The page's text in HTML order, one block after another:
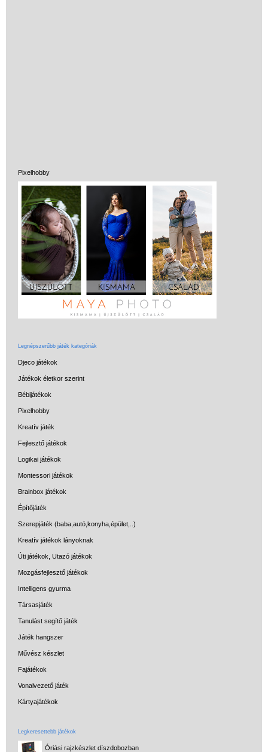
Pixelhobby
Legnépszerűbb játék kategóriák
Djeco játékok
Játékok életkor szerint
Bébijátékok
Pixelhobby
Kreatív játék
Fejlesztő játékok
Logikai játékok
Montessori játékok
Brainbox játékok
Építőjáték
Szerepjáték (baba,autó,konyha,épület,..)
Kreatív játékok lányoknak
Úti játékok, Utazó játékok
Mozgásfejlesztő játékok
Intelligens gyurma
Társasjáték
Tanulást segítő játék
Játék hangszer
Művész készlet
Fajátékok
Vonalvezető játék
Kártyajátékok
Legkeresettebb játékok
Óriási rajzkészlet díszdobozban